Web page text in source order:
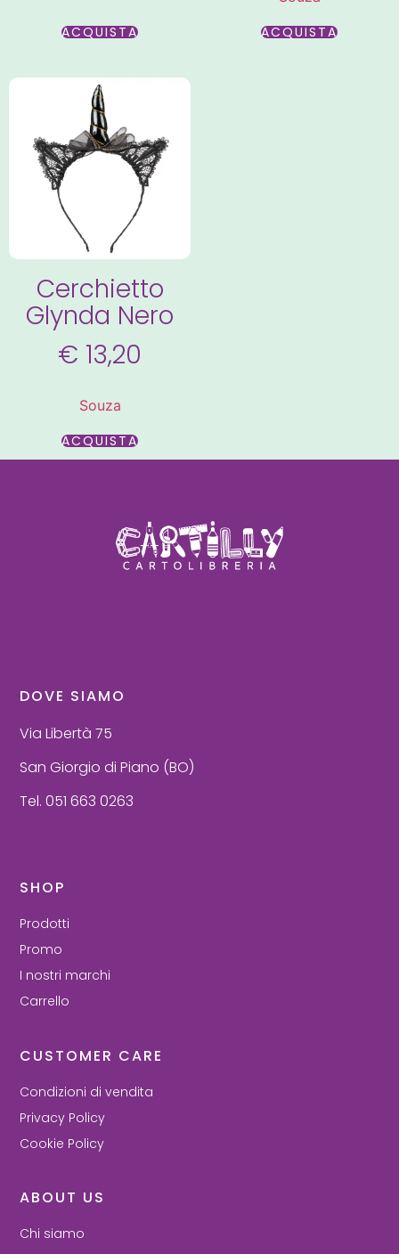
ACQUISTA
ACQUISTA
Cerchietto
Glynda Nero
€ 13,20
Souza
ACQUISTA
DOVE SIAMO
Via Libertà 75
San Giorgio di Piano (BO)
Tel. 051 663 0263
SHOP
Prodotti
Promo
I nostri marchi
Carrello
CUSTOMER CARE
Condizioni di vendita
Privacy Policy
Cookie Policy
ABOUT US
Chi siamo